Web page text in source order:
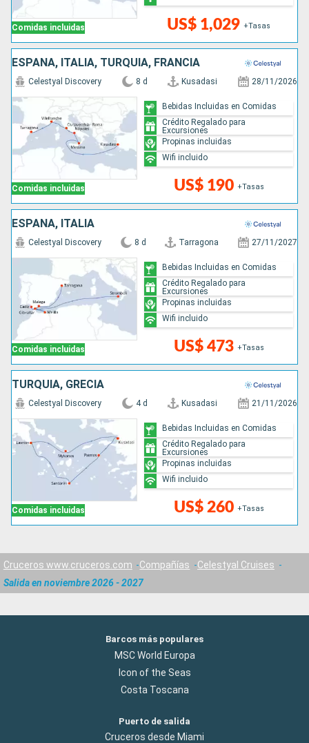
Comidas incluidas US$ 1,029 +Tasas
ESPAÑA, ITALIA, TURQUÍA, FRANCIA
Comidas incluidas
Celestyal Discovery 8 d Kusadasi 28/11/2026
US$ 190 +Tasas
Bebidas Incluidas en Comidas
Crédito Regalado para
Excursiones
Propinas incluidas
Wifi incluido
ESPAÑA, ITALIA
Comidas incluidas
Celestyal Discovery 8 d Tarragona 27/11/2027
US$ 473 +Tasas
Bebidas Incluidas en Comidas
Crédito Regalado para
Excursiones
Propinas incluidas
Wifi incluido
TURQUÍA, GRECIA
Comidas incluidas
Celestyal Discovery 4 d Kusadasi 21/11/2026
US$ 260 +Tasas
Bebidas Incluidas en Comidas
Crédito Regalado para
Excursiones
Propinas incluidas
Wifi incluido
Cruceros www.cruceros.com Compañías
Celestyal Cruises
Salida en noviembre 2026 - 2027
Barcos más populares
MSC World Europa
Icon of the Seas
Costa Toscana
Puerto de salida
Cruceros desde Miami